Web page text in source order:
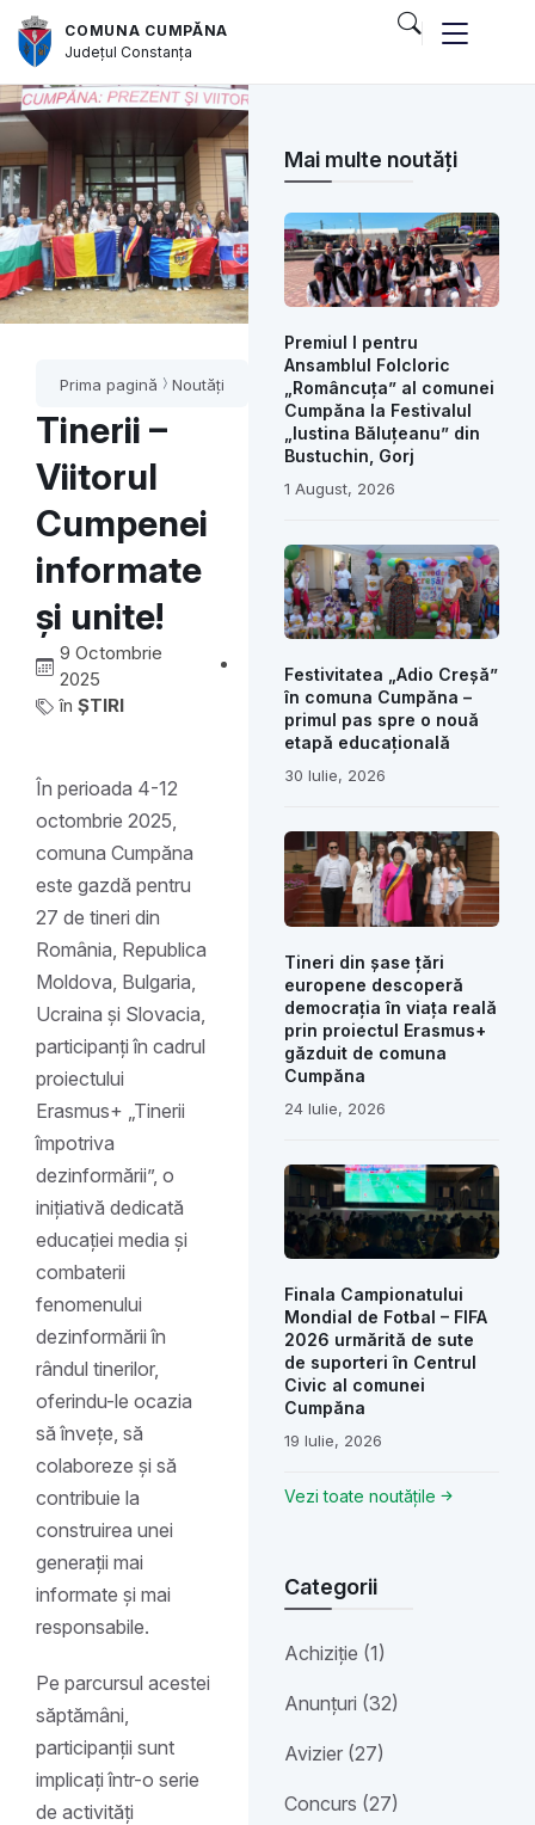
COMUNA CUMPĂNA
JudețulConstanța
Prima pagină Noutăți
Tinerii –
Viitorul
Cumpenei
informate
și unite!
9 Octombrie
2025
în ȘTIRI
În perioada 4-12
octombrie 2025,
comuna Cumpăna
este gazdă pentru
27 de tineri din
România, Republica
Moldova, Bulgaria,
Ucraina și Slovacia,
participanți în cadrul
proiectului
Erasmus+ „Tinerii
împotriva
dezinformării”, o
inițiativă dedicată
educației media și
combaterii
fenomenului
dezinformării în
rândul tinerilor,
oferindu-le ocazia
să învețe, să
colaboreze și să
contribuie la
construirea unei
generații mai
informate și mai
responsabile.
Pe parcursul acestei
săptămâni,
participanții sunt
implicați într-o serie
de activități
Mai multe noutăți
Premiul I pentru
Ansamblul Folcloric
„Româncuța” al comunei
Cumpăna la Festivalul
„Iustina Băluțeanu” din
Bustuchin, Gorj
1 August, 2026
Festivitatea „Adio Creșă”
în comuna Cumpăna –
primul pas spre o nouă
etapă educațională
30 Iulie, 2026
Tineri din șase țări
europene descoperă
democrația în viața reală
prin proiectul Erasmus+
găzduit de comuna
Cumpăna
24 Iulie, 2026
Finala Campionatului
Mondial de Fotbal – FIFA
2026 urmărită de sute
de suporteri în Centrul
Civic al comunei
Cumpăna
19 Iulie, 2026
Vezi toate noutățile
Categorii
Achiziție (1)
Anunțuri (32)
Avizier (27)
Concurs (27)